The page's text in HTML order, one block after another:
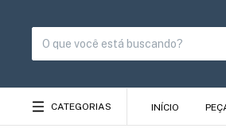
CATEGORIAS INÍCIO